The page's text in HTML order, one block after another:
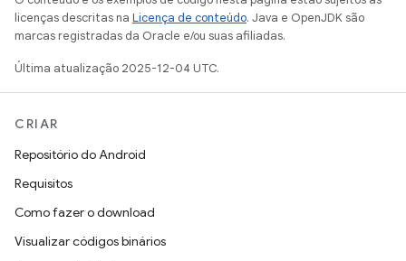
licenças descritas na Licença de conteúdo. Java e OpenJDK são
marcas registradas da Oracle e/ou suas afiliadas.
Última atualização 2025-12-04 UTC.
CRIAR
Repositório do Android
Requisitos
Como fazer o download
Visualizar códigos binários